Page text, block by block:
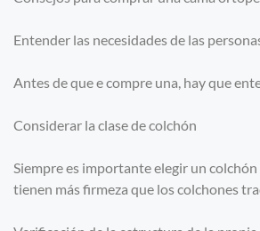
Entender las necesidades de las
Antes de que e compre una, hay que
Considerar la clase de colchón
Siempre es importante elegir un
tienen más firmeza que los colchones